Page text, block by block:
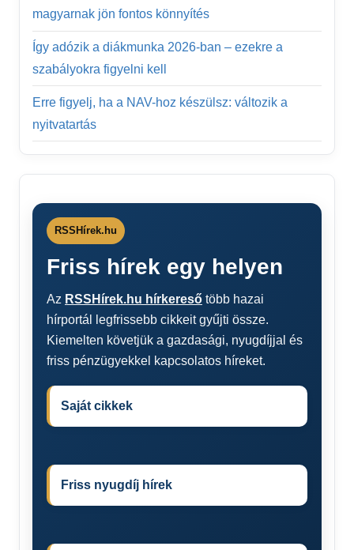
magyarnak jön fontos könnyítés
Így adózik a diákmunka 2026-ban – ezekre a
szabályokra figyelni kell
Erre figyelj, ha a NAV-hoz készülsz: változik a
nyitvatartás
RSSHírek.hu
Friss hírek egy helyen
Az RSSHírek.hu hírkereső több hazai
hírportál legfrissebb cikkeit gyűjti össze.
Kiemelten követjük a gazdasági, nyugdíjjal és
friss pénzügyekkel kapcsolatos híreket.
Saját cikkek
Friss nyugdíj hírek